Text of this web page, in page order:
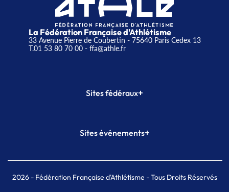
La Fédération Française d'Athlétisme
33 Avenue Pierre de Coubertin - 75640 Paris Cedex 13
T.01 53 80 70 00- ffa@athle.fr
Sites fédéraux+
Plateforme Formation
Sites événements+
Meeting de Paris indoor
MAIF Ekiden de Paris
2026- Fédération Française d'Athlétisme - Tous Droits Réservés